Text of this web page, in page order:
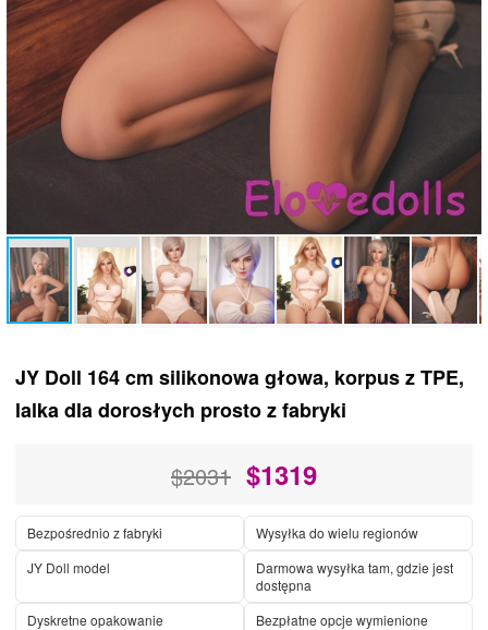
JY Doll 164 cm silikonowa głowa, korpus z TPE,
lalka dla dorosłych prosto z fabryki
$2031 $1319
Bezpośrednio z fabryki
Wysyłka do wielu regionów
JY Doll model
Darmowa wysyłka tam, gdzie jest
dostępna
Dyskretne opakowanie
Bezpłatne opcje wymienione